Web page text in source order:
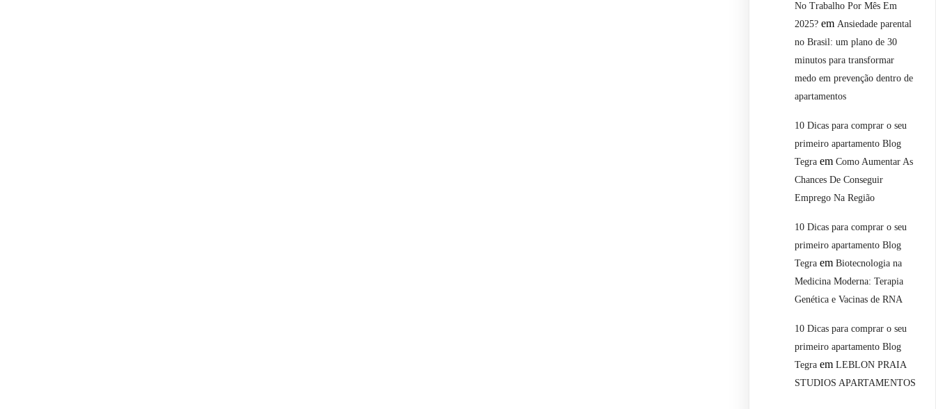
No Trabalho Por Mês Em
2025? em Ansiedade parental
no Brasil: um plano de 30
minutos para transformar
medo em prevenção dentro de
apartamentos
10 Dicas para comprar o seu
primeiro apartamento Blog
Tegra emComo Aumentar As
Chances De Conseguir
Emprego Na Região
10 Dicas para comprar o seu
primeiro apartamento Blog
Tegra emBiotecnologia na
Medicina Moderna: Terapia
Genética e Vacinas de RNA
10 Dicas para comprar o seu
primeiro apartamento Blog
Tegra emLEBLON PRAIA
STUDIOS APARTAMENTOS